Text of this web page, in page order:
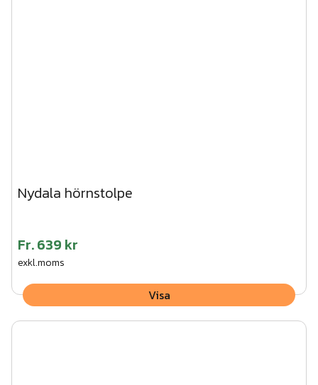
Nydala hörnstolpe
Fr.639 kr
exkl.moms
Visa